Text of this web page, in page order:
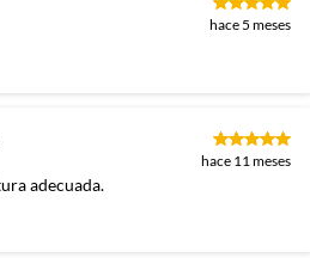
hace 5 meses
hace 11 meses
adecuada.